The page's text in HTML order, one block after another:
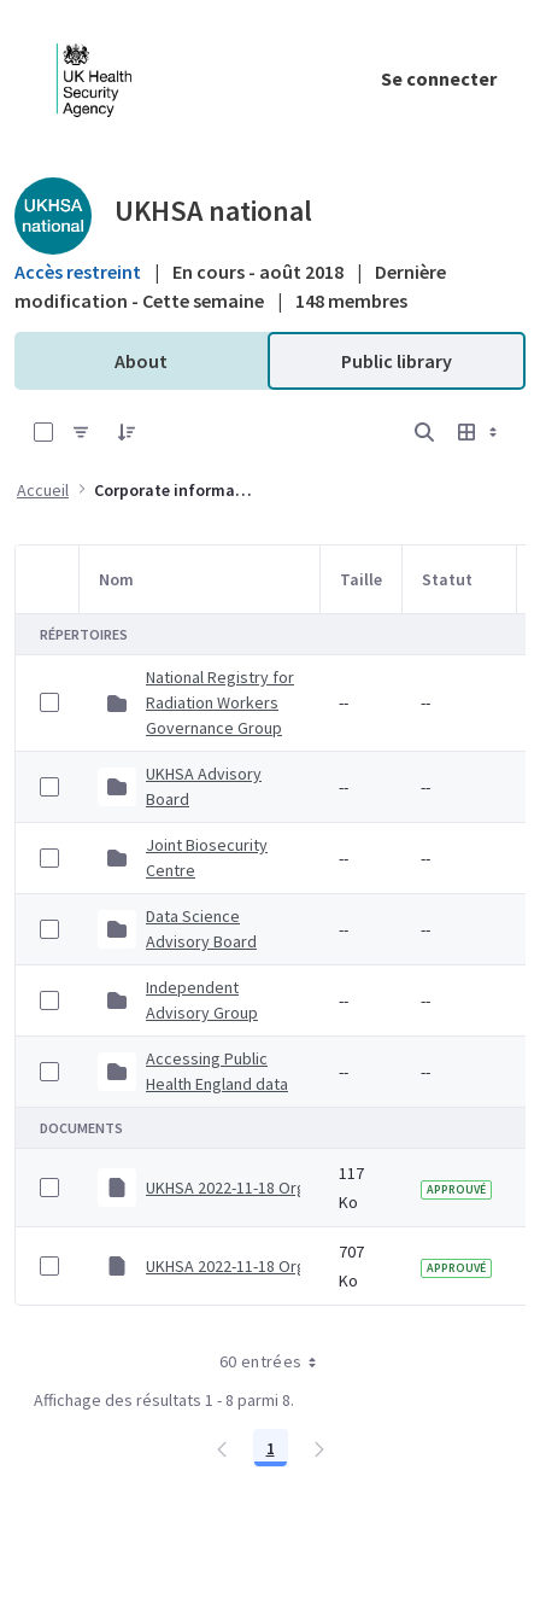
Se connecter
Public library - UKHSA national
UKHSA national
Accès restreint | En cours - août 2018 |
Dernière
modification - Cette semaine | 148 membres
About Public library
Accueil Corporate information
Sélection d'article
Nom Taille Statut
RÉPERTOIRES
National Registry for
Radiation Workers
Governance Group
-- --
UKHSA Advisory
Board
-- --
Joint Biosecurity
Centre
-- --
Data Science
Advisory Board
-- --
Independent
Advisory Group
-- --
Accessing Public
Health England data
-- --
DOCUMENTS
UKHSA 2022-11-18 Organogram (Senior)
117
Ko
APPROUVÉ
UKHSA 2022-11-18 Organogram (Junior)
707
Ko
APPROUVÉ
60 entrées
Affichage des résultats 1 - 8 parmi 8.
Page
1